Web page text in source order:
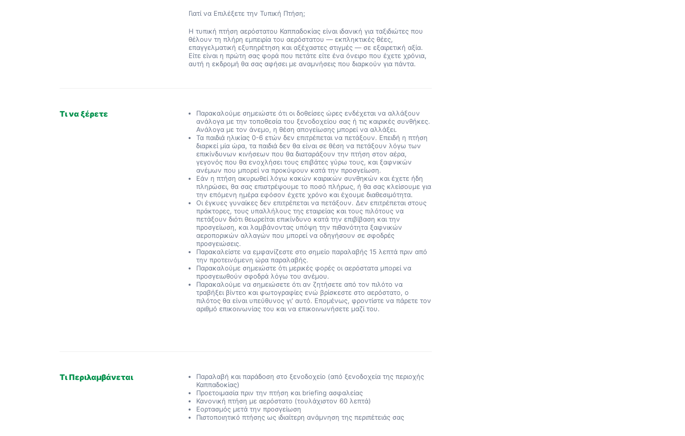
Γιατί να Επιλέξετε την Τυπική Πτήση;
Η τυπική πτήση αερόστατου Καππαδοκίας είναι ιδανική για ταξιδιώτες που
θέλουν τη πλήρη εμπειρία του αερόστατου — εκπληκτικές θέες,
επαγγελματική εξυπηρέτηση και αξέχαστες στιγμές — σε εξαιρετική αξία.
Είτε είναι η πρώτη σας φορά που πετάτε είτε ένα όνειρο που έχετε χρόνια,
αυτή η εκδρομή θα σας αφήσει με αναμνήσεις που διαρκούν για πάντα.
Τι να ξέρετε
Παρακαλούμε σημειώστε ότι οι δοθείσες ώρες ενδέχεται να αλλάξουν
ανάλογα με την τοποθεσία του ξενοδοχείου σας ή τις καιρικές συνθήκες.
Ανάλογα με τον άνεμο, η θέση απογείωσης μπορεί να αλλάξει.
Τα παιδιά ηλικίας 0-6 ετών δεν επιτρέπεται να πετάξουν. Επειδή η πτήση
διαρκεί μία ώρα, τα παιδιά δεν θα είναι σε θέση να πετάξουν λόγω των
επικίνδυνων κινήσεων που θα διαταράξουν την πτήση στον αέρα,
γεγονός που θα ενοχλήσει τους επιβάτες γύρω τους, και ξαφνικών
ανέμων που μπορεί να προκύψουν κατά την προσγείωση.
Εάν η πτήση ακυρωθεί λόγω κακών καιρικών συνθηκών και έχετε ήδη
πληρώσει, θα σας επιστρέψουμε το ποσό πλήρως, ή θα σας κλείσουμε για
την επόμενη ημέρα εφόσον έχετε χρόνο και έχουμε διαθεσιμότητα.
Οι έγκυες γυναίκες δεν επιτρέπεται να πετάξουν. Δεν επιτρέπεται στους
πράκτορες, τους υπαλλήλους της εταιρείας και τους πιλότους να
πετάξουν διότι θεωρείται επικίνδυνο κατά την επιβίβαση και την
προσγείωση, και λαμβάνοντας υπόψη την πιθανότητα ξαφνικών
αεροπορικών αλλαγών που μπορεί να οδηγήσουν σε σφοδρές
προσγειώσεις.
Παρακαλείστε να εμφανίζεστε στο σημείο παραλαβής 15 λεπτά πριν από
την προτεινόμενη ώρα παραλαβής.
Παρακαλούμε σημειώστε ότι μερικές φορές οι αερόστατα μπορεί να
προσγειωθούν σφοδρά λόγω του ανέμου.
Παρακαλούμε να σημειώσετε ότι αν ζητήσετε από τον πιλότο να
τραβήξει βίντεο και φωτογραφίες ενώ βρίσκεστε στο αερόστατο, ο
πιλότος θα είναι υπεύθυνος γι' αυτό. Επομένως, φροντίστε να πάρετε τον
αριθμό επικοινωνίας του και να επικοινωνήσετε μαζί του.
Τι Περιλαμβάνεται
Παραλαβή και παράδοση στο ξενοδοχείο (από ξενοδοχεία της περιοχής
Καππαδοκίας)
Προετοιμασία πριν την πτήση και briefing ασφαλείας
Κανονική πτήση με αερόστατο (τουλάχιστον 60 λεπτά)
Εορτασμός μετά την προσγείωση
Πιστοποιητικό πτήσης ως ιδιαίτερη ανάμνηση της περιπέτειάς σας